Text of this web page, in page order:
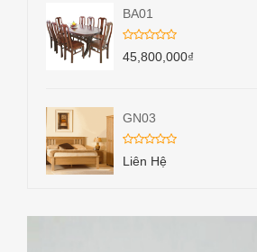
BA01
45,800,000₫
GN03
Liên Hệ